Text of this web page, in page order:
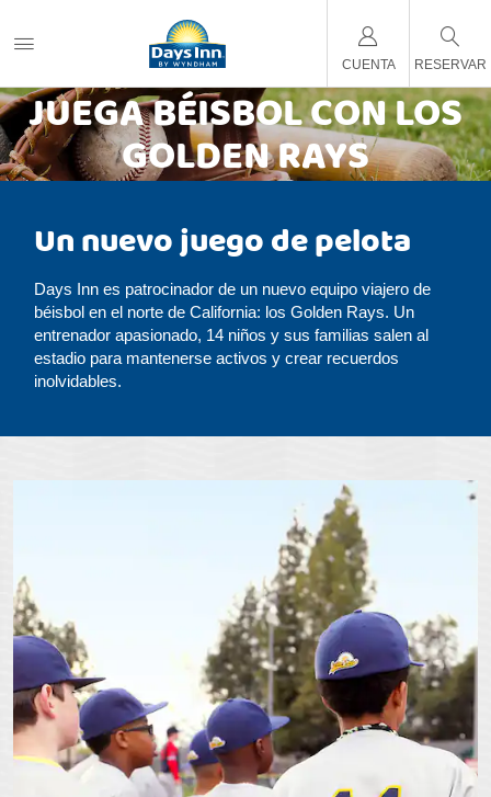
CUENTA RESERVAR
JUEGA BÉISBOL CON LOS
GOLDEN RAYS
Un nuevo juego de pelota
Days Inn es patrocinador de un nuevo equipo viajero de
béisbol en el norte de California: los Golden Rays. Un
entrenador apasionado, 14 niños y sus familias salen al
estadio para mantenerse activos y crear recuerdos
inolvidables.